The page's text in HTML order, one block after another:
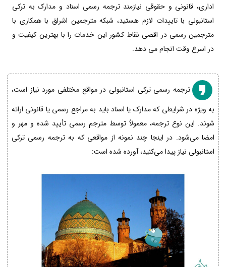
اداری، قانونی و حقوقی نیازمند ترجمه رسمی اسناد و مدارک به ترکی
استانبولی با تاییدات لازم هستید، شبکه مترجمین اشراق با همکاری با
مترجمین رسمی در اقصی نقاط کشور این خدمات را با بهترین کیفیت و
در اسرع وقت انجام می دهد.
ترجمه رسمی ترکی استانبولی در مواقع مختلفی مورد نیاز است،
به ویژه در شرایطی که مدارک یا اسناد باید به مراجع رسمی یا قانونی ارائه
شوند. این نوع ترجمه، معمولاً توسط مترجم رسمی تأیید شده و مهر و
امضا می‌شود. در اینجا چند نمونه از مواقعی که به ترجمه رسمی ترکی
استانبولی نیاز پیدا می‌کنید، آورده شده است: